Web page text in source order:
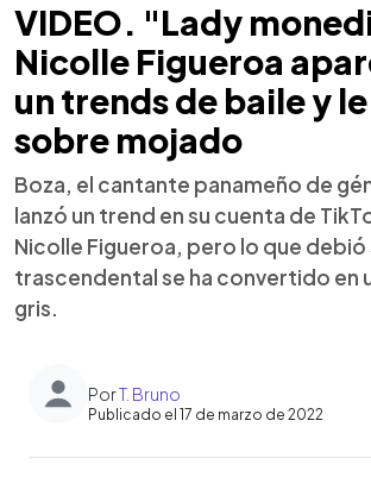
VIDEO. "Lady
Nicolle Figueroa
un trends de baile y
sobre mojado
Boza, el cantante panameño de
lanzó un trend en su cuenta de
Nicolle Figueroa, pero lo que debió
trascendental se ha convertido en
gris.
PorT. Bruno
Publicado el 17 de marzo de 2022